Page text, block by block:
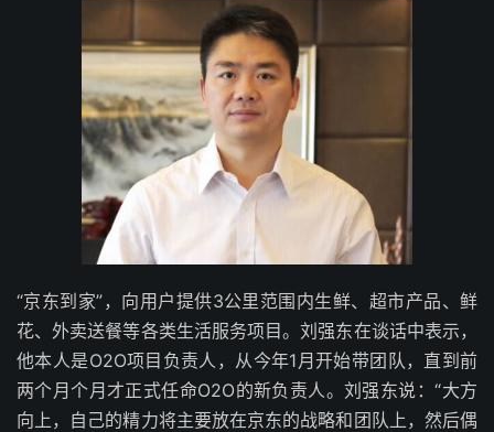
“京东到家”，向用户提供3公里范围内生鲜、超市产品、鲜
花、外卖送餐等各类生活服务项目。刘强东在谈话中表示，
他本人是O2O项目负责人，从今年1月开始带团队，直到前
两个月个月才正式任命O2O的新负责人。刘强东说：“大方
向上，自己的精力将主要放在京东的战略和团队上，然后偶